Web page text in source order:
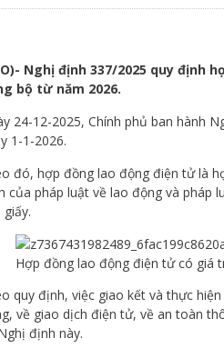
Nghị định 337/2025 quy định
bộ từ năm 2026.
24-12-2025, Chính phủ ban hành
1-1-2026.
đó, hợp đồng lao động điện tử là
của pháp luật về lao động và pháp
giấy.
Hợp đồng lao động điện tử có giá
quy định, việc giao kết và thực hiện
về giao dịch điện tử, về an toàn
định này.